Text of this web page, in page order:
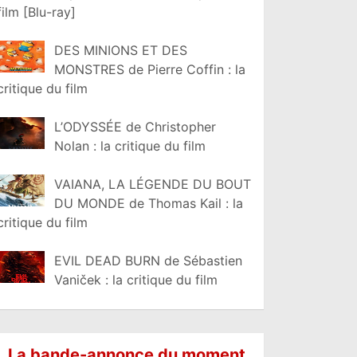
[Blu-ray]
DES MINIONS ET DES
MONSTRES de Pierre Coffin : la
du film
L’ODYSSÉE de Christopher
Nolan : la critique du film
VAIANA, LA LÉGENDE DU BOUT
DU MONDE de Thomas Kail : la
du film
EVIL DEAD BURN de Sébastien
Vaniček : la critique du film